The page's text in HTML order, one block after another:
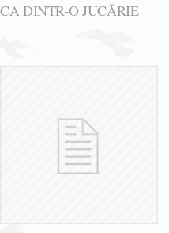
CA DINTR-O JUCĂRIE